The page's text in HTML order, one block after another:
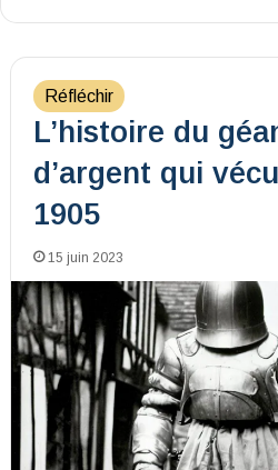
Réfléchir
L’histoire du
d’argent qui
1905
15 juin 2023